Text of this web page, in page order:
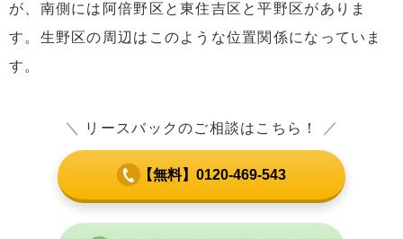
が、南側には阿倍野区と東住吉区と平野区がありま
す。生野区の周辺はこのような位置関係になっていま
す。
＼ リースバックのご相談はこちら！ ／
【無料】0120-469-543